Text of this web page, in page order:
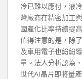
冷已難以應付，液
灣廠商在精密加工
國產化比率持續提
值得注意的是，除
及車用電子也紛紛
量。法人分析認為
世代AI晶片即將量